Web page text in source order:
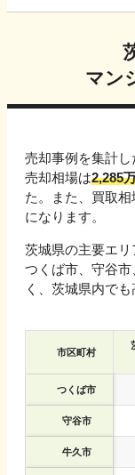
マン
売却事例を集計し
売却相場は2,285
た。また、買取相
になります。
茨城県の主要エリ
つくば市、守谷市
く、 茨城県内でも
市区町村
つくば市
守谷市
牛久市